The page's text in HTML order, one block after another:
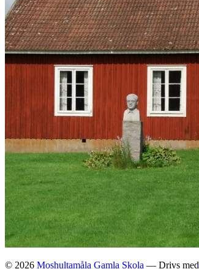
© 2026 Moshultamåla Gamla Skola — Drivs med